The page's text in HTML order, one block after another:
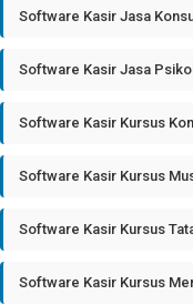
Software Kasir Jasa
Software Kasir Jasa
Software Kasir Kursus
Software Kasir Kursus
Software Kasir Kursus
Software Kasir Kursus